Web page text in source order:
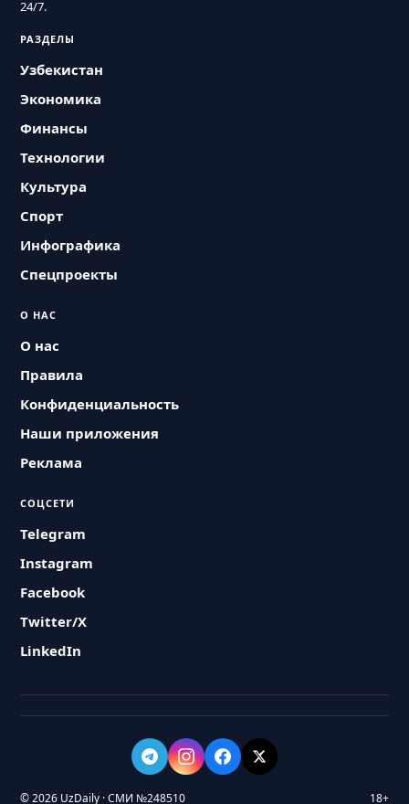
24/7.
РАЗДЕЛЫ
Узбекистан
Экономика
Финансы
Технологии
Культура
Спорт
Инфографика
Спецпроекты
О НАС
О нас
Правила
Конфиденциальность
Наши приложения
Реклама
СОЦСЕТИ
Telegram
Instagram
Facebook
Twitter/X
LinkedIn
© 2026 UzDaily · СМИ №248510 18+